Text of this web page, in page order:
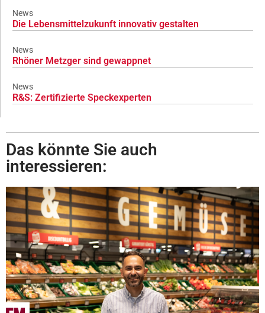
News
Die Lebensmittelzukunft innovativ gestalten
News
Rhöner Metzger sind gewappnet
News
R&S: Zertifizierte Speckexperten
Das könnte Sie auch
interessieren: